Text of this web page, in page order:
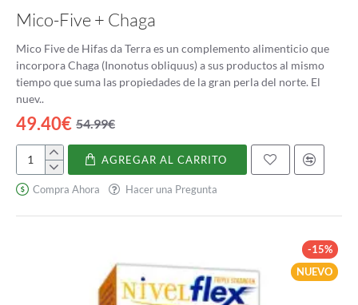
Mico-Five + Chaga
Mico Five de Hifas da Terra es un complemento alimenticio que
incorpora Chaga (Inonotus obliquus) a sus productos al mismo
tiempo que suma las propiedades de la gran perla del norte. El
nuev..
49.40€ 54.99€
Mico-
Five
+
Chaga
AGREGAR AL CARRITO
Compra Ahora Hacer una Pregunta
NUEVO
-15%